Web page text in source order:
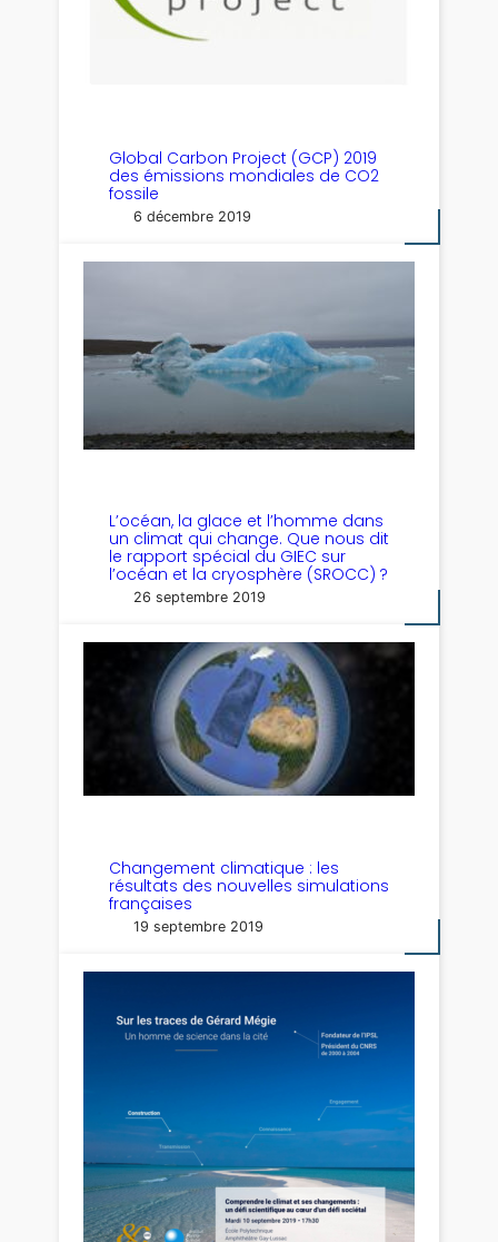
Global Carbon Project (GCP) 2019
des émissions mondiales de CO2
fossile
6 décembre 2019
L’océan, la glace et l’homme dans
un climat qui change. Que nous dit
le rapport spécial du GIEC sur
l’océan et la cryosphère (SROCC) ?
26 septembre 2019
Changement climatique : les
résultats des nouvelles simulations
françaises
19 septembre 2019